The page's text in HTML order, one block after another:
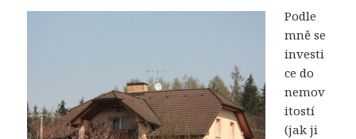
Podle
mně se
investi
ce do
nemov
itostí
(jak ji